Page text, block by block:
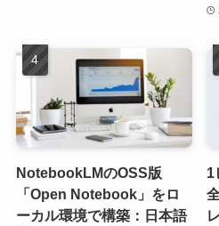
NotebookLMのOSS版
「Open Notebook」をロ
ーカル環境で構築：日本語
1